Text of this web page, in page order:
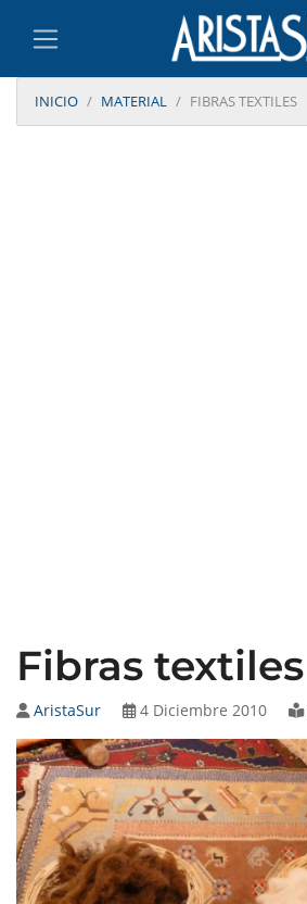
INICIO MATERIAL FIBRAS TEXTILES
Fibras textiles
AristaSur 4 Diciembre 2010